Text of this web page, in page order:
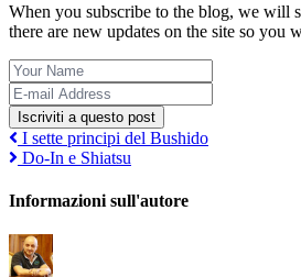
When you subscribe to the blog, we will
there are new updates on the site so you
Iscriviti a questo post
I sette principi del Bushido
Do-In e Shiatsu
Informazioni sull'autore